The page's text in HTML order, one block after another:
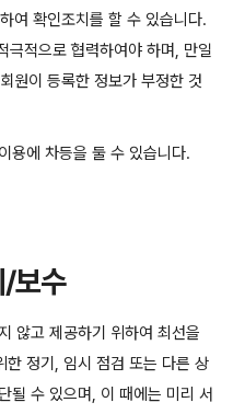
여 확인조치를 할 수 있습니다.
극적으로 협력하여야 하며, 만일
원이 등록한 정보가 부정한 것
용에 차등을 둘 수 있습니다.
/보수
않고 제공하기 위하여 최선을
한 정기, 임시 점검 또는 다른 상
될 수 있으며, 이 때에는 미리 서